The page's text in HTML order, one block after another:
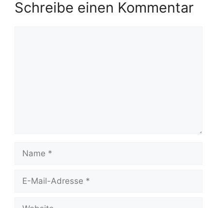
Schreibe einen Kommentar
Name
Website